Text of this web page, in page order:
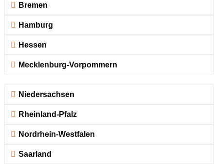
Bremen
Hamburg
Hessen
Mecklenburg-Vorpommern
Niedersachsen
Rheinland-Pfalz
Nordrhein-Westfalen
Saarland